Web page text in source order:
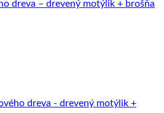
dreva – drevený motýlik + brošňa